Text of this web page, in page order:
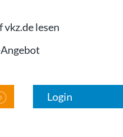
lesen
Login